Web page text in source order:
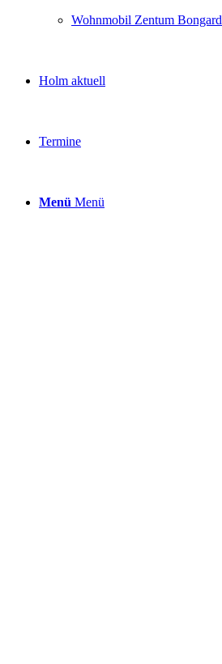
Wohnmobil Zentum Bongard
Holm aktuell
Termine
Menü Menü